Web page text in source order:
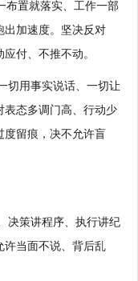
置就落实、工作一部
出加速度。坚决反对
付、不推不动。
用事实说话、一切让
表态多调门高、行动少
度留痕，决不允许盲
策讲程序、执行讲纪
许当面不说、背后乱